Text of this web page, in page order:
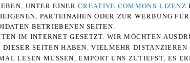
UNTER EINERCREATIVE COMMONS-LIZENZ
PARTEINAHEN ODER ZUR WERBUNG
BETRIEBENEN SEITEN.
IM INTERNET GESETZT. WIR MÖCHTEN
SEITEN HABEN. VIELMEHR
LESEN MÜSSEN, EMPÖRT UNS ZUTIEFST, ES